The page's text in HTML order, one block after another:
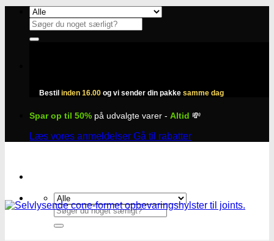
Fortsæt
indhold
Søg
efter:
Bestil inden 16.00 og vi sender din pakke samme dag
Spar op til 50% på udvalgte varer - Altid 💸
Læs vores anmeldelser Gå til rabatter
Søg
efter: